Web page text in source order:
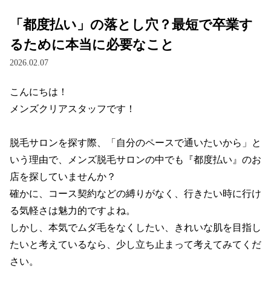
「都度払い」の落とし穴？最短で卒業す
るために本当に必要なこと
2026.02.07
こんにちは！
メンズクリアスタッフです！
脱毛サロンを探す際、「自分のペースで通いたいから」と
いう理由で、メンズ脱毛サロンの中でも『都度払い』のお
店を探していませんか？
確かに、コース契約などの縛りがなく、行きたい時に行け
る気軽さは魅力的ですよね。
しかし、本気でムダ毛をなくしたい、きれいな肌を目指し
たいと考えているなら、少し立ち止まって考えてみてくだ
さい。